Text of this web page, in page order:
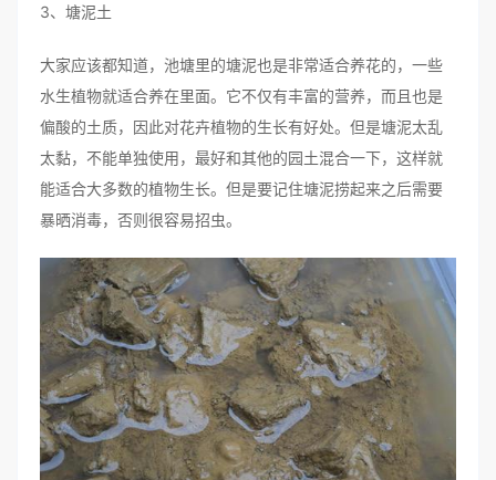
3、塘泥土
大家应该都知道，池塘里的塘泥也是非常适合养花的，一些
水生植物就适合养在里面。它不仅有丰富的营养，而且也是
偏酸的土质，因此对花卉植物的生长有好处。但是塘泥太乱
太黏，不能单独使用，最好和其他的园土混合一下，这样就
能适合大多数的植物生长。但是要记住塘泥捞起来之后需要
暴晒消毒，否则很容易招虫。